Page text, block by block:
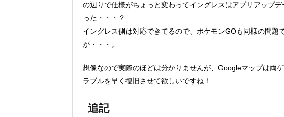
の辺りで仕様がちょっと変わってイングレスはアプリアップ
った・・・？
イングレス側は対応できてるので、ポケモンGOも同様の問題
が・・・。
想像なので実際のほどは分かりませんが、Googleマップは両
ラブルを早く復旧させて欲しいですね！
追記